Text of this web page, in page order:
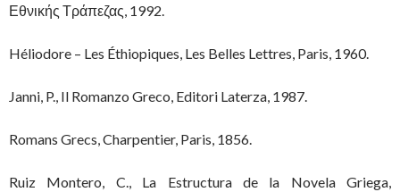
Εθνικής Τράπεζας, 1992.
Héliodore – Les Éthiopiques, Les Belles Lettres, Paris, 1960.
Janni, P., Il Romanzo Greco, Editori Laterza, 1987.
Romans Grecs, Charpentier, Paris, 1856.
Ruiz Montero, C., La Estructura de la Novela Griega,